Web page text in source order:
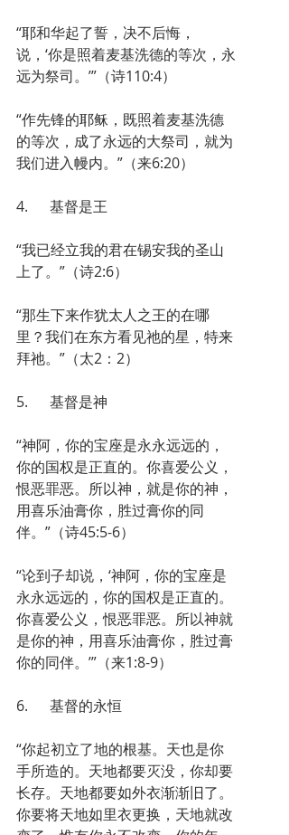
“耶和华起了誓，决不后悔，
说，‘你是照着麦基洗德的等次，永
远为祭司。’”（诗110:4）
“作先锋的耶稣，既照着麦基洗德
的等次，成了永远的大祭司，就为
我们进入幔内。”（来6:20）
4.      基督是王
“我已经立我的君在锡安我的圣山
上了。”（诗2:6）
“那生下来作犹太人之王的在哪
里？我们在东方看见祂的星，特来
拜祂。”（太2：2）
5.      基督是神
“神阿，你的宝座是永永远远的，
你的国权是正直的。你喜爱公义，
恨恶罪恶。所以神，就是你的神，
用喜乐油膏你，胜过膏你的同
伴。”（诗45:5-6）
“论到子却说，‘神阿，你的宝座是
永永远远的，你的国权是正直的。
你喜爱公义，恨恶罪恶。所以神就
是你的神，用喜乐油膏你，胜过膏
你的同伴。’”（来1:8-9）
6.      基督的永恒
“你起初立了地的根基。天也是你
手所造的。天地都要灭没，你却要
长存。天地都要如外衣渐渐旧了。
你要将天地如里衣更换，天地就改